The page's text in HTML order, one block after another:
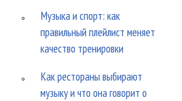
Музыка и спорт: как
правильный плейлист меняет
качество тренировки
Как рестораны выбирают
музыку и что она говорит о